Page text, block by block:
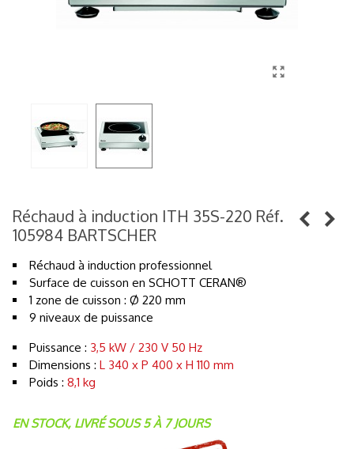
Réchaud à induction ITH 35S-220 Réf.
105984 BARTSCHER
Réchaud à induction professionnel
Surface de cuisson en SCHOTT CERAN®
1 zone de cuisson : Ø 220 mm
9 niveaux de puissance
Puissance : 3,5 kW / 230 V 50 Hz
Dimensions : L 340 x P 400 x H 110 mm
Poids : 8,1 kg
EN STOCK, LIVRÉ SOUS 5 À 7 JOURS